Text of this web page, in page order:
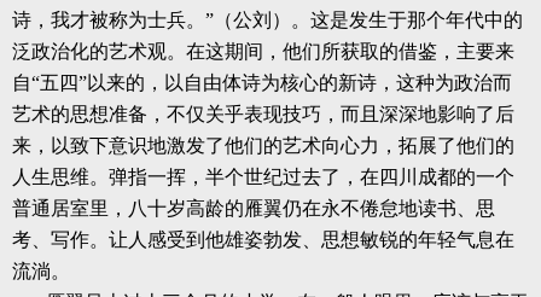
诗，我才被称为士兵。”（公刘）。这是发生于那个年代中的
泛政治化的艺术观。在这期间，他们所获取的借鉴，主要来
自“五四”以来的，以自由体诗为核心的新诗，这种为政治而
艺术的思想准备，不仅关乎表现技巧，而且深深地影响了后
来，以致下意识地激发了他们的艺术向心力，拓展了他们的
人生思维。弹指一挥，半个世纪过去了，在四川成都的一个
普通居室里，八十岁高龄的雁翼仍在永不倦怠地读书、思
考、写作。让人感受到他雄姿勃发、思想敏锐的年轻气息在
流淌。